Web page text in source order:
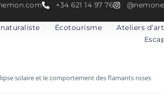
+34 621 14 97 76
Écotourisme Ateliers
solaire et le comportement des flamants roses